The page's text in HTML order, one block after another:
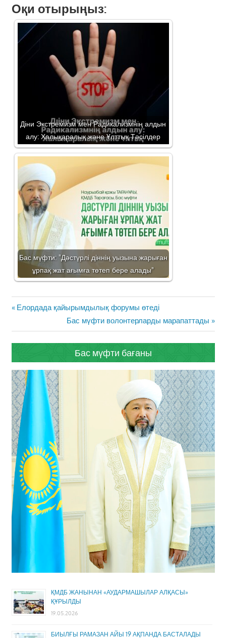
Оқи отырыңыз:
Діни Экстремизм мен Радикализмнің алдын
алу: Халықаралық және Ұлттық Тәсілдер
Бас мүфти: "Дәстүрлі діннің уызына жарыған
ұрпақ жат ағымға төтеп бере алады"
Жазба
Previous
Елордада қайырымдылық форумы өтеді
Next
Post:
Бас мүфти волонтерларды марапаттады
Бас мүфти бағаны
ҚМДБ ЖАНЫНАН «АУДАРМАШЫЛАР АЛҚАСЫ»
ҚҰРЫЛДЫ
19.05.2026
БИЫЛҒЫ РАМАЗАН АЙЫ 19 АҚПАНДА БАСТАЛАДЫ